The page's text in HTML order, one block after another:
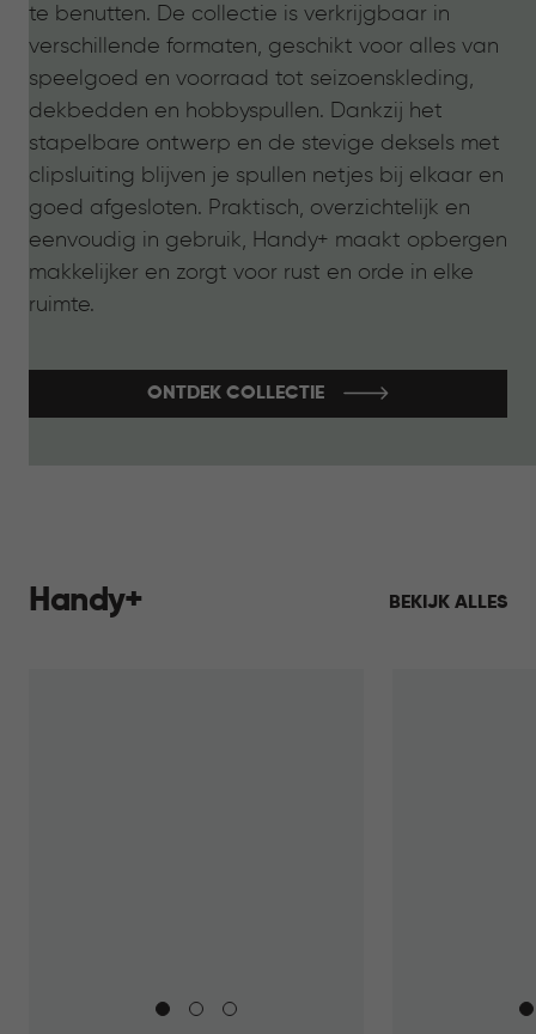
te benutten. De collectie is verkrijgbaar in
verschillende formaten, geschikt voor alles van
speelgoed en voorraad tot seizoenskleding,
dekbedden en hobbyspullen. Dankzij het
stapelbare ontwerp en de stevige deksels met
clipsluiting blijven je spullen netjes bij elkaar en
goed afgesloten. Praktisch, overzichtelijk en
eenvoudig in gebruik, Handy+ maakt opbergen
makkelijker en zorgt voor rust en orde in elke
ruimte.
ONTDEK COLLECTIE
Handy+ BEKIJK ALLES